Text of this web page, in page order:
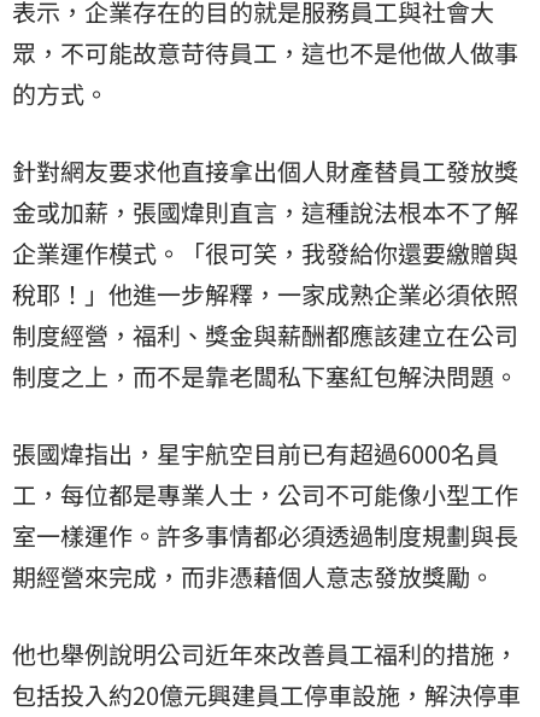
表示，企業存在的目的就是服務員工與社會大
眾，不可能故意苛待員工，這也不是他做人做事
的方式。
針對網友要求他直接拿出個人財產替員工發放獎
金或加薪，張國煒則直言，這種說法根本不了解
企業運作模式。「很可笑，我發給你還要繳贈與
稅耶！」他進一步解釋，一家成熟企業必須依照
制度經營，福利、獎金與薪酬都應該建立在公司
制度之上，而不是靠老闆私下塞紅包解決問題。
張國煒指出，星宇航空目前已有超過6000名員
工，每位都是專業人士，公司不可能像小型工作
室一樣運作。許多事情都必須透過制度規劃與長
期經營來完成，而非憑藉個人意志發放獎勵。
他也舉例說明公司近年來改善員工福利的措施，
包括投入約20億元興建員工停車設施，解決停車